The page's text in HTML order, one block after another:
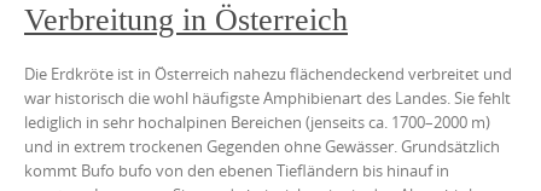
Verbreitung in Österreich
Die Erdkröte ist in Österreich nahezu flächendeckend verbreitet und
war historisch die wohl häufigste Amphibienart des Landes. Sie fehlt
lediglich in sehr hochalpinen Bereichen (jenseits ca. 1700–2000 m)
und in extrem trockenen Gegenden ohne Gewässer. Grundsätzlich
kommt Bufo bufo von den ebenen Tiefländern bis hinauf in